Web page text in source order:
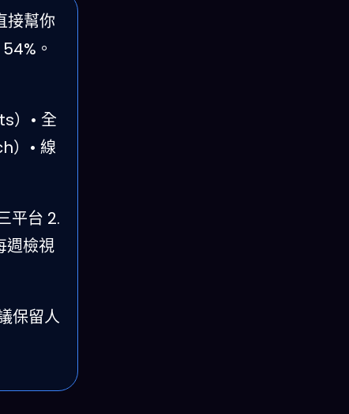
接幫你
。
）• 全
）• 線
平台 2.
週檢視
保留人